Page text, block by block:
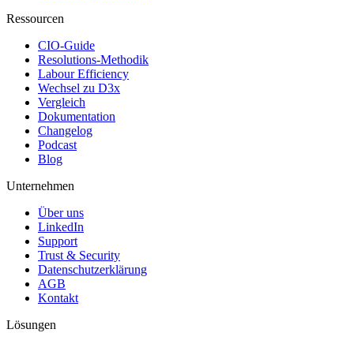
Ressourcen
CIO-Guide
Resolutions-Methodik
Labour Efficiency
Wechsel zu D3x
Vergleich
Dokumentation
Changelog
Podcast
Blog
Unternehmen
Über uns
LinkedIn
Support
Trust & Security
Datenschutzerklärung
AGB
Kontakt
Lösungen